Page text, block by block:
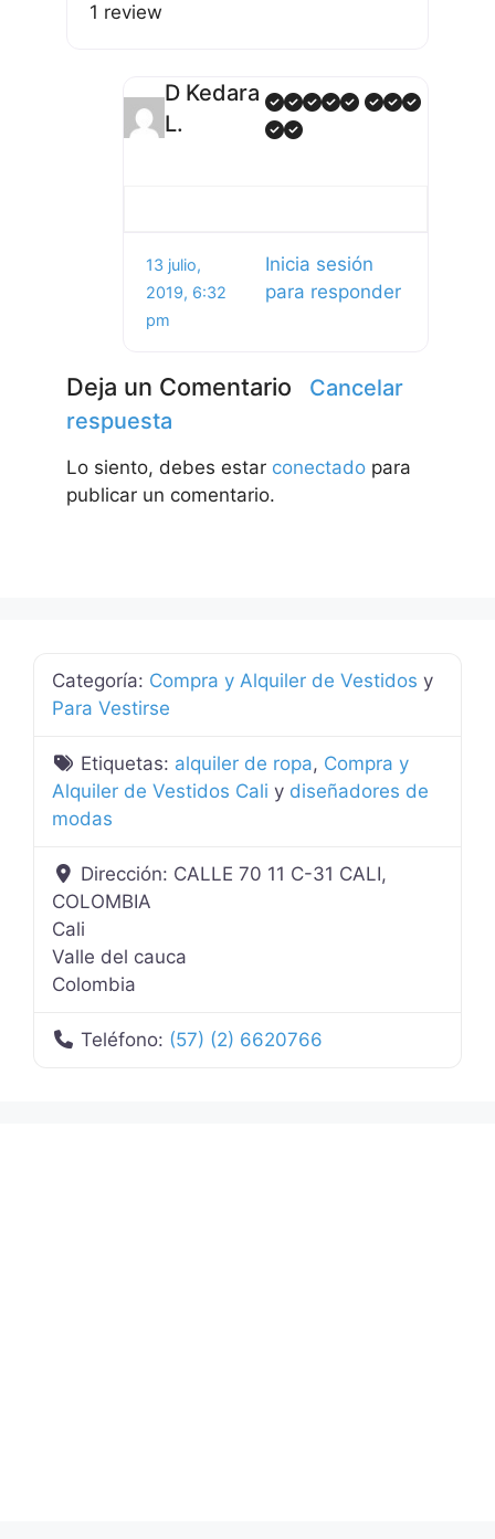
1 review
D Kedara
L.
13 julio,
2019, 6:32
pm
Inicia sesión
para responder
Deja un Comentario
Cancelar
respuesta
Lo siento, debes estar conectado para
publicar un comentario.
Categoría: Compra y Alquiler de Vestidos y
Para Vestirse
Etiquetas: alquiler de ropa, Compra y
Alquiler de Vestidos Cali y diseñadores de
modas
Dirección: CALLE 70 11 C-31 CALI,
COLOMBIA
Cali
Valle del cauca
Colombia
Teléfono: (57) (2) 6620766